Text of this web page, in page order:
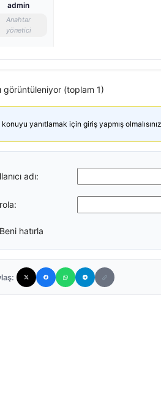
admin
Anahtar
yönetici
görüntüleniyor (toplam 1)
konuyu yanıtlamak için giriş yapmış
adı:
Beni hatırla